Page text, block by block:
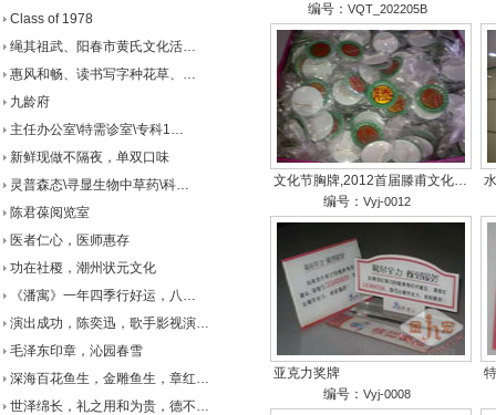
Class of 1978
绳其祖武、阳春市黄氏文化活…
惠风和畅、读书写字种花草、…
九龄府
主任办公室\特需诊室\专科1…
新鲜现做不隔夜，单双口味
灵普森态\寻显生物中草药\科…
陈君葆阅览室
医者仁心，医师惠存
功在社稷，潮州状元文化
《潘寓》一年四季行好运，八…
演出成功，陈奕迅，歌手影视演…
毛泽东印章，沁园春雪
深海百花鱼生，金雕鱼生，章红…
世泽绵长，礼之用和为贵，德不…
编号： VQT_202205B
文化节胸牌,2012首届滕甫文化…
编号： Vyj-0012
亚克力奖牌
编号： Vyj-0008